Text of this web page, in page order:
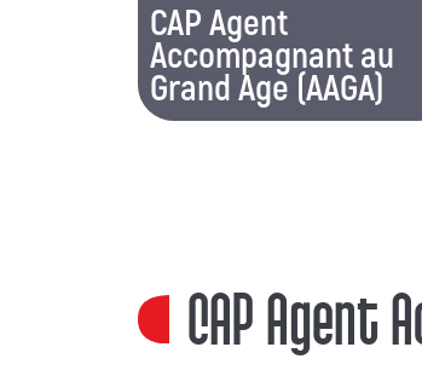
CAP Agent
Accompagnant au
Grand Age (AAGA)
CAP Agent